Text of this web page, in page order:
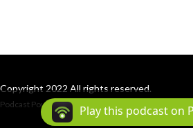
Copyright 2022 All rights reserved.
Podcast Powered By Podbean
Play this podcast on